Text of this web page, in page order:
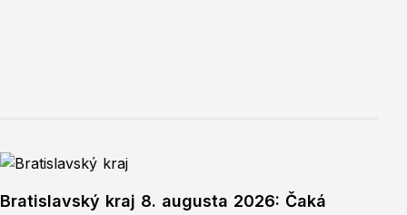
Bratislavský kraj 8. augusta 2026: Čaká